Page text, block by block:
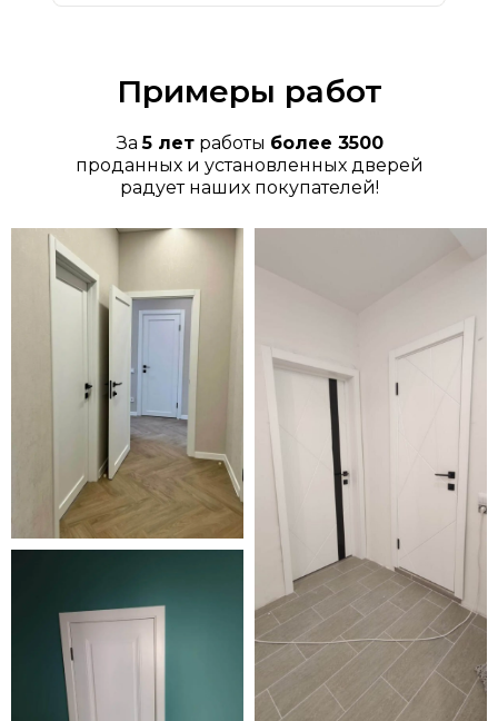
Примеры работ
За5 летработы более 3500
проданных и установленных дверей
радует наших покупателей!